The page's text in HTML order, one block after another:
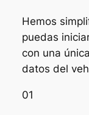
Hemos
puedas
con una
datos del
01